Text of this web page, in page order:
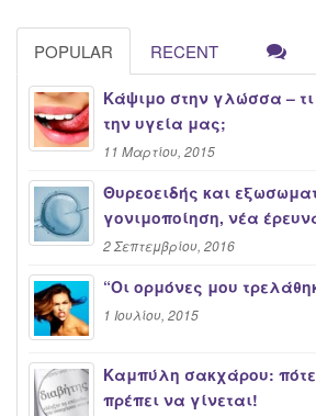
POPULAR RECENT
Κάψιμο στην γλώσσα – τι
την υγεία μας;
11 Μαρτίου, 2015
Θυρεοειδής και
γονιμοποίηση, νέα
2 Σεπτεμβρίου, 2016
“Oι ορμόνες μου
1 Ιουλίου, 2015
Καμπύλη σακχάρου:
πρέπει να γίνεται!